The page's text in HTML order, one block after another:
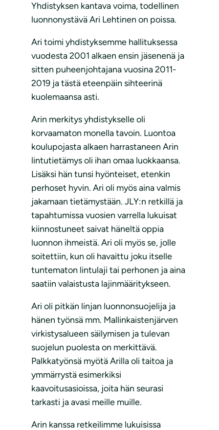
Yhdistyksen kantava voima, todellinen
luonnonystävä Ari Lehtinen on poissa.
Ari toimi yhdistyksemme hallituksessa
vuodesta 2001 alkaen ensin jäsenenä ja
sitten puheenjohtajana vuosina 2011-
2019 ja tästä eteenpäin sihteerinä
kuolemaansa asti.
Arin merkitys yhdistykselle oli
korvaamaton monella tavoin. Luontoa
koulupojasta alkaen harrastaneen Arin
lintutietämys oli ihan omaa luokkaansa.
Lisäksi hän tunsi hyönteiset, etenkin
perhoset hyvin. Ari oli myös aina valmis
jakamaan tietämystään. JLY:n retkillä ja
tapahtumissa vuosien varrella lukuisat
kiinnostuneet saivat häneltä oppia
luonnon ihmeistä. Ari oli myös se, jolle
soitettiin, kun oli havaittu joku itselle
tuntematon lintulaji tai perhonen ja aina
saatiin valaistusta lajinmääritykseen.
Ari oli pitkän linjan luonnonsuojelija ja
hänen työnsä mm. Mallinkaistenjärven
virkistysalueen säilymisen ja tulevan
suojelun puolesta on merkittävä.
Palkkatyönsä myötä Arilla oli taitoa ja
ymmärrystä esimerkiksi
kaavoitusasioissa, joita hän seurasi
tarkasti ja avasi meille muille.
Arin kanssa retkeilimme lukuisissa